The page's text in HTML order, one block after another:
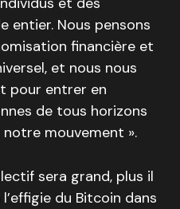
entier. Nous pensons
financière et
et nous nous
pour entrer en
de tous horizons
mouvement ».
sera grand, plus il
du Bitcoin dans